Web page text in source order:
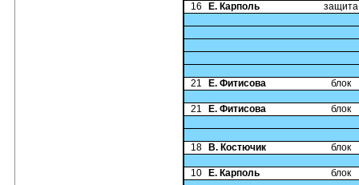
16 Е. Карполь защита
21 Е. Фитисова блок
21 Е. Фитисова блок
18 В. Костючик блок
10 Е. Карполь блок